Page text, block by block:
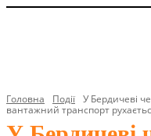
Головна Події У Бердичеві
вантажний транспорт